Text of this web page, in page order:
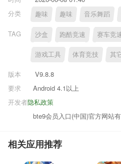
分类
趣味 趣味 音乐舞蹈
TAG 沙盒 跑酷竞速 赛车竞
游戏工具 体育竞技 其
版本
V9.8.8
要求
Android 4.1以上
隐私政策
开发者
bte9会员入口(中国)官方网站
相关应用推荐